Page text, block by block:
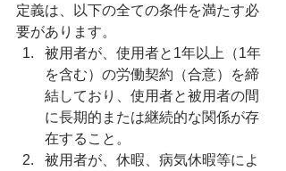
定義は、以下の全ての条件を満たす必
要があります。
被用者が、使用者と1年以上（1年
を含む）の労働契約（合意）を締
結しており、使用者と被用者の間
に長期的または継続的な関係が存
在すること。
被用者が、休暇、病気休暇等によ